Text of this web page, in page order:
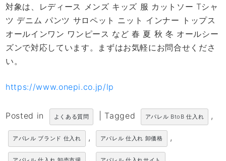
対象は、レディース メンズ キッズ 服 カットソー Tシャ
ツ デニム パンツ サロペット ニット インナー トップス
オールインワン ワンピース など 春 夏 秋 冬 オールシー
ズンで対応しています。まずはお気軽にお問合せくださ
い。
https://www.onepi.co.jp/lp
Posted in よくある質問 Tagged アパレル BtoB 仕入れ ,
アパレル ブランド 仕入れ , アパレル 仕入れ 卸価格 ,